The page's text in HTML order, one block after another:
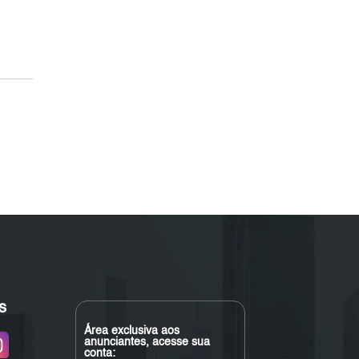
Área exclusiva aos
anunciantes, acesse sua
conta: